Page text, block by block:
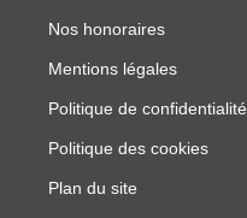
Nos honoraires
Mentions légales
Politique de confidentialité
Politique des cookies
Plan du site